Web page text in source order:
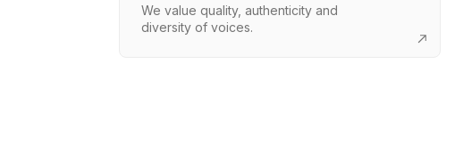
We value quality, authenticity and
diversity of voices.